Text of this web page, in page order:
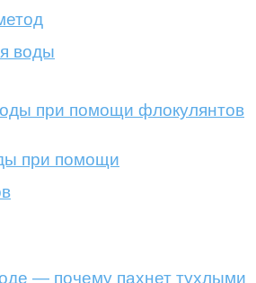
воды
при помощи
— почему пахнет тухлыми